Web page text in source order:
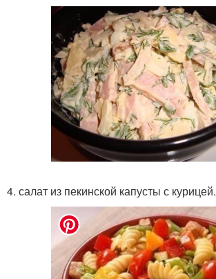
4. салат из пекинской капусты с курицей.